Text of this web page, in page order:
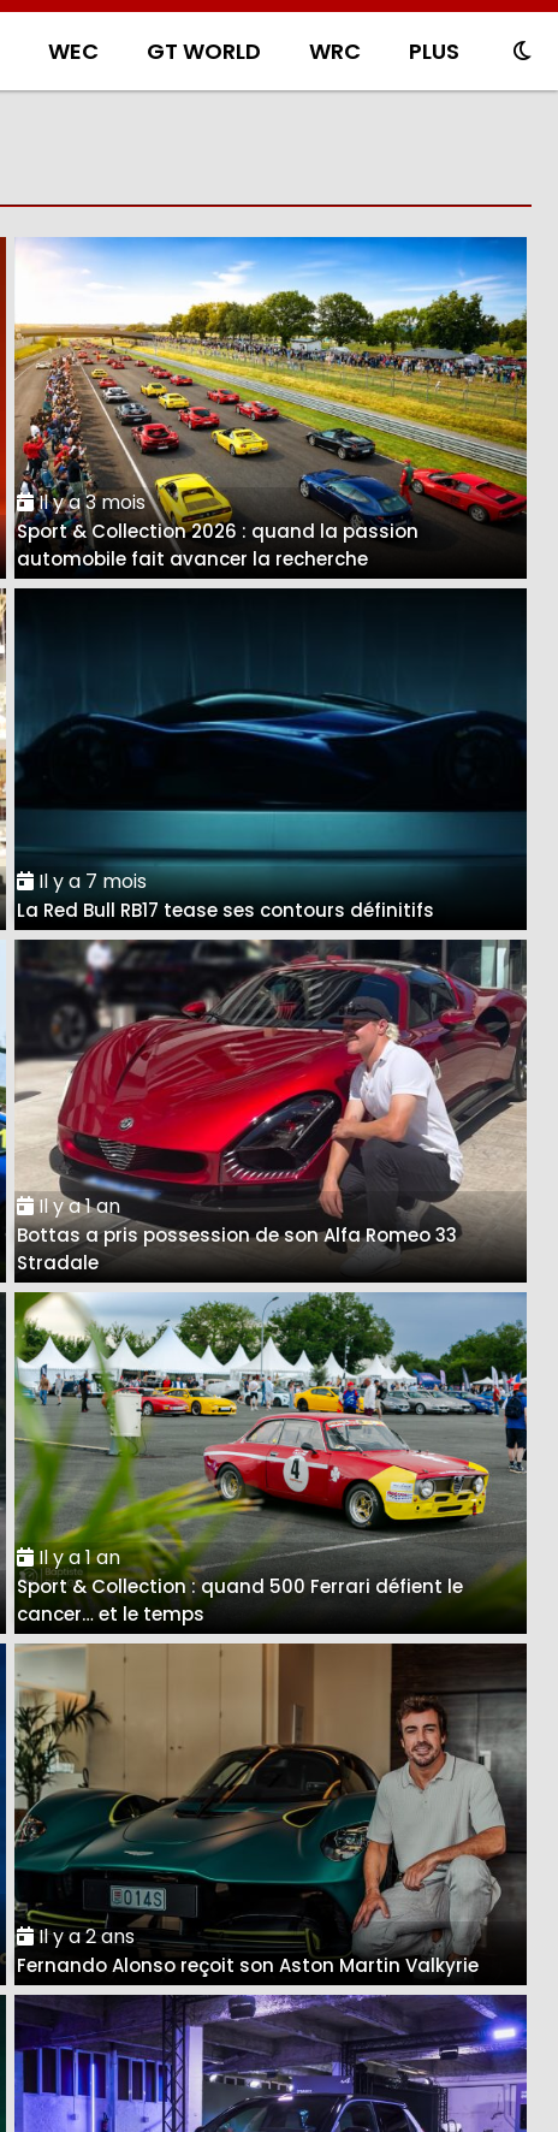
WEC GT WORLD WRC PLUS
Il y a 3 mois
Sport & Collection 2026 : quand la passion
automobile fait avancer la recherche
Il y a 7 mois
La Red Bull RB17 tease ses contours définitifs
Il y a 1 an
Bottas a pris possession de son Alfa Romeo 33
Stradale
Il y a 1 an
Sport & Collection : quand 500 Ferrari défient le
cancer… et le temps
Il y a 2 ans
Fernando Alonso reçoit son Aston Martin Valkyrie